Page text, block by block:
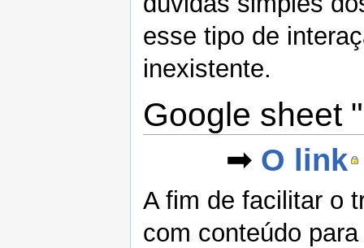
esse tipo de
inexistente.
Google sheet
➟ O link
A fim de facilitar o
com conteúdo